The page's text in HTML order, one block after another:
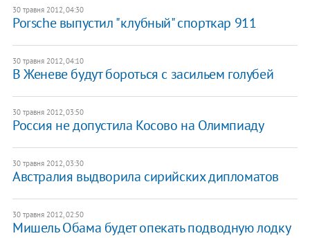
30 травня 2012, 04:30
Porsche выпустил "клубный" спорткар 911
30 травня 2012, 04:10
В Женеве будут бороться с засильем голубей
30 травня 2012, 03:50
Россия не допустила Косово на Олимпиаду
30 травня 2012, 03:30
Австралия выдворила сирийских дипломатов
30 травня 2012, 02:50
Мишель Обама будет опекать подводную лодку